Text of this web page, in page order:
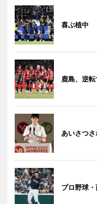
喜ぶ植中
鹿島、逆
あいさつ
プロ野球